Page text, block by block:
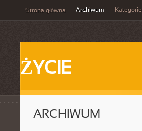
Strona główna Archiwum Kategorie
ŻYCIE
ARCHIWUM